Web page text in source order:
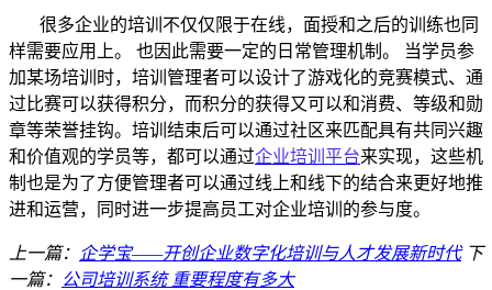
很多企业的培训 不仅仅 限于在线， 面授和之后的训练也同
样需要应用上。 也因此需要一定的日常管理机制。 当学员参
加某场培训时，培训管理者可以设计了游戏化的竞赛模式、 通
过比赛可以获得积分，而积分的获得又可以和消费、等级和勋
章等荣誉挂钩。 培训结束后可以通过社区来匹配具有共同兴趣
和价值观的学员等，都可以通过企业培训平台来实现， 这些机
制 也是为了方便管理者可以通过线上和线下的结合来更好地推
进和运营，同时进一步提高员工对企业培训的参与度。
上一篇： 企学宝——开创企业数字化培训与人才发展新时代 下
一篇： 公司培训系统 重要程度有多大